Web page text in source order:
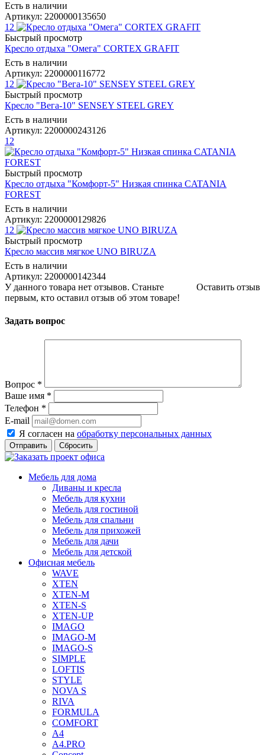
Есть в наличии
Артикул: 2200000135650
12
Быстрый просмотр
Кресло отдыха "Омега" CORTEX GRAFIT
Есть в наличии
Артикул: 2200000116772
12
Быстрый просмотр
Кресло "Вега-10" SENSEY STEEL GREY
Есть в наличии
Артикул: 2200000243126
12
Быстрый просмотр
Кресло отдыха "Комфорт-5" Низкая спинка CATANIA
FOREST
Есть в наличии
Артикул: 2200000129826
12
Быстрый просмотр
Кресло массив мягкое UNO BIRUZA
Есть в наличии
Артикул: 2200000142344
Оставить отзыв
У данного товара нет отзывов. Станьте
первым, кто оставил отзыв об этом товаре!
Задать вопрос
Вопрос *
Ваше имя *
Телефон *
E-mail
Я согласен на обработку персональных данных
Сбросить
Мебель для дома
Диваны и кресла
Мебель для кухни
Мебель для гостиной
Мебель для спальни
Мебель для прихожей
Мебель для дачи
Мебель для детской
Офисная мебель
WAVE
XTEN
XTEN-M
XTEN-S
XTEN-UP
IMAGO
IMAGO-M
IMAGO-S
SIMPLE
LOFTIS
STYLE
NOVA S
RIVA
FORMULA
COMFORT
A4
A4.PRO